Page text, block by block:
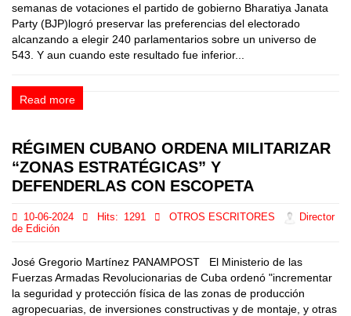
semanas de votaciones el partido de gobierno Bharatiya Janata
Party (BJP)logró preservar las preferencias del electorado
alcanzando a elegir 240 parlamentarios sobre un universo de
543. Y aun cuando este resultado fue inferior...
Read more
RÉGIMEN CUBANO ORDENA MILITARIZAR
“ZONAS ESTRATÉGICAS” Y
DEFENDERLAS CON ESCOPETA
10-06-2024 Hits: 1291 OTROS ESCRITORES
Director
de Edición
José Gregorio Martínez PANAMPOST El Ministerio de las
Fuerzas Armadas Revolucionarias de Cuba ordenó "incrementar
la seguridad y protección física de las zonas de producción
agropecuarias, de inversiones constructivas y de montaje, y otras